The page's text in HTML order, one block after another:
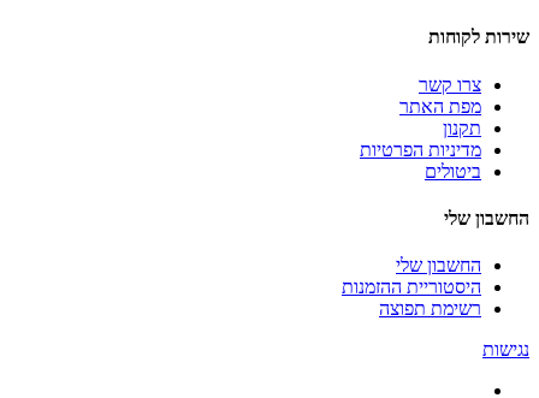
שירות לקוחות
צרו קשר
מפת האתר
תקנון
מדיניות הפרטיות
ביטולים
החשבון שלי
החשבון שלי
היסטוריית ההזמנות
רשימת תפוצה
נגישות